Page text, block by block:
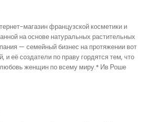
магазин французской косметики и
на основе натуральных растительных
— семейный бизнес на протяжении вот
и её создатели по праву гордятся тем, что
женщин по всему миру.* Ив Роше